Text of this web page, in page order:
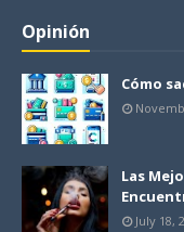
Opinión
Cómo
Las
July 18,